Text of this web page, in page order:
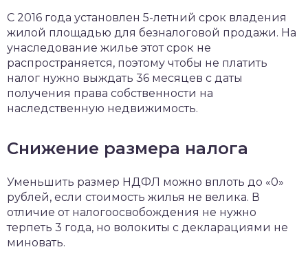
С 2016 года установлен 5-летний срок владения
жилой площадью для безналоговой продажи. На
унаследование жилье этот срок не
распространяется, поэтому чтобы не платить
налог нужно выждать 36 месяцев с даты
получения права собственности на
наследственную недвижимость.
Снижение размера налога
Уменьшить размер НДФЛ можно вплоть до «0»
рублей, если стоимость жилья не велика. В
отличие от налогоосвобождения не нужно
терпеть 3 года, но волокиты с декларациями не
миновать.